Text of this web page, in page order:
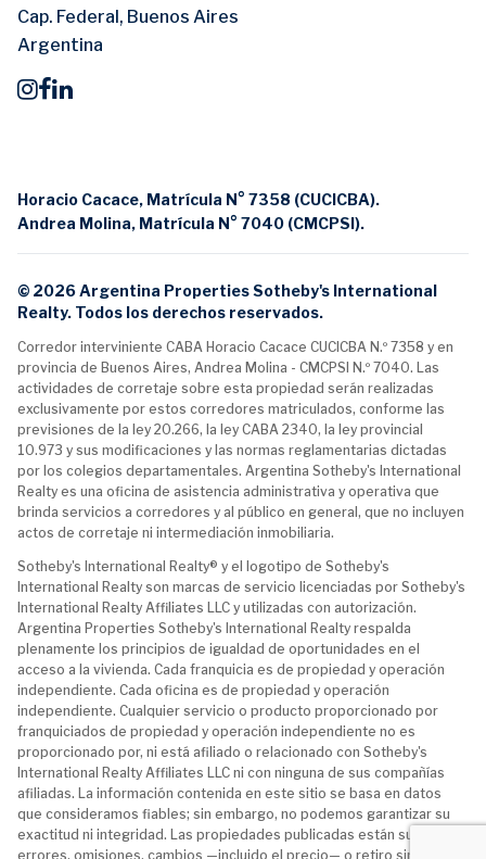
Cap. Federal, Buenos Aires
Argentina
Horacio Cacace, Matrícula N° 7358 (CUCICBA).
Andrea Molina, Matrícula N° 7040 (CMCPSI).
© 2026 Argentina Properties Sotheby's International
Realty. Todos los derechos reservados.
Corredor interviniente CABA Horacio Cacace CUCICBA N.º 7358 y en
provincia de Buenos Aires, Andrea Molina - CMCPSI N.º 7040. Las
actividades de corretaje sobre esta propiedad serán realizadas
exclusivamente por estos corredores matriculados, conforme las
previsiones de la ley 20.266, la ley CABA 2340, la ley provincial
10.973 y sus modificaciones y las normas reglamentarias dictadas
por los colegios departamentales. Argentina Sotheby's International
Realty es una oficina de asistencia administrativa y operativa que
brinda servicios a corredores y al público en general, que no incluyen
actos de corretaje ni intermediación inmobiliaria.
Sotheby's International Realty® y el logotipo de Sotheby's
International Realty son marcas de servicio licenciadas por Sotheby's
International Realty Affiliates LLC y utilizadas con autorización.
Argentina Properties Sotheby's International Realty respalda
plenamente los principios de igualdad de oportunidades en el
acceso a la vivienda. Cada franquicia es de propiedad y operación
independiente. Cada oficina es de propiedad y operación
independiente. Cualquier servicio o producto proporcionado por
franquiciados de propiedad y operación independiente no es
proporcionado por, ni está afiliado o relacionado con Sotheby's
International Realty Affiliates LLC ni con ninguna de sus compañías
afiliadas. La información contenida en este sitio se basa en datos
que consideramos fiables; sin embargo, no podemos garantizar su
exactitud ni integridad. Las propiedades publicadas están sujetas a
errores, omisiones, cambios —incluido el precio— o retiro sin previo